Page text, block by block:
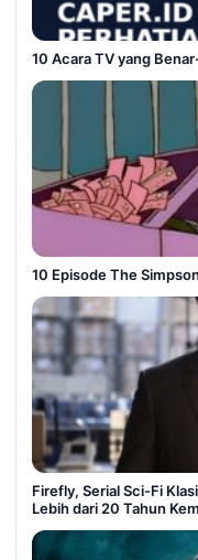
10 Acara TV yang
10 Episode The
Firefly, Serial Sci-Fi
Lebih dari 20 Tahun